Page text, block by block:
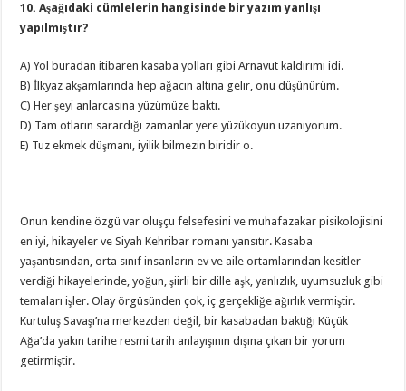
10. Aşağıdaki cümlelerin hangisinde bir yazım yanlışı
yapılmıştır?
A) Yol buradan itibaren kasaba yolları gibi Arnavut kaldırımı idi.
B) İlkyaz akşamlarında hep ağacın altına gelir, onu düşünürüm.
C) Her şeyi anlarcasına yüzümüze baktı.
D) Tam otların sarardığı zamanlar yere yüzükoyun uzanıyorum.
E) Tuz ekmek düşmanı, iyilik bilmezin biridir o.
Onun kendine özgü var oluşçu felsefesini ve muhafazakar pisikolojisini
en iyi, hikayeler ve Siyah Kehribar romanı yansıtır. Kasaba
yaşantısından, orta sınıf insanların ev ve aile ortamlarından kesitler
verdiği hikayelerinde, yoğun, şiirli bir dille aşk, yanlızlık, uyumsuzluk gibi
temaları işler. Olay örgüsünden çok, iç gerçekliğe ağırlık vermiştir.
Kurtuluş Savaşı’na merkezden değil, bir kasabadan baktığı Küçük
Ağa’da yakın tarihe resmi tarih anlayışının dışına çıkan bir yorum
getirmiştir.